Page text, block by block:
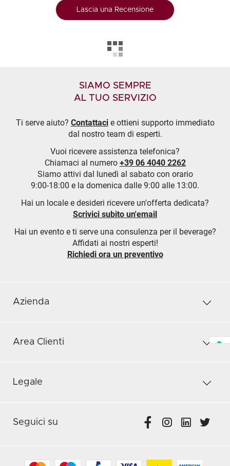
Lascia una Recensione
SIAMO SEMPRE
AL TUO SERVIZIO
Ti serve aiuto? Contattacie ottieni supporto immediato
dal nostro team di esperti.
Vuoi ricevere assistenza telefonica?
Chiamaci al numero +39 06 4040 2262
Siamo attivi dal lunedì al sabato con orario
9:00-18:00 e la domenica dalle 9:00 alle 13:00.
Hai un locale e desideri ricevere un'offerta dedicata?
Scrivici subito un'email
Hai un evento e ti serve una consulenza per il beverage?
Affidati ai nostri esperti!
Richiedi ora un preventivo
Azienda
Area Clienti
Legale
Seguici su